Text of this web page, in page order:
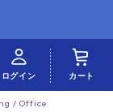
ログイン カート